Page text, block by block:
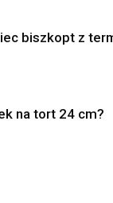
biszkopt z
na tort 24 cm?